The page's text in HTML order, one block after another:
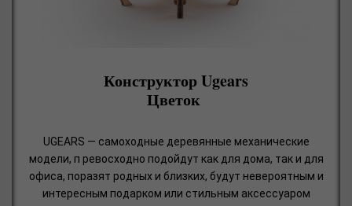
Конструктор Ugears
Цветок
UGEARS — самоходные деревянные механические
модели, п ревосходно подойдут как для дома, так и для
офиса, поразят родных и близких, будут невероятным и
интересным подарком или стильным аксессуаром